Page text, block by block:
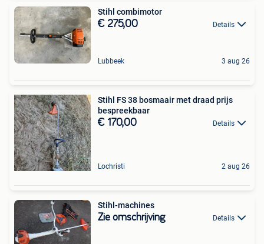
Stihl combimotor
€ 275,00 Details
Lubbeek 3 aug 26
Stihl FS 38 bosmaair met draad prijs
bespreekbaar
€ 170,00 Details
Lochristi 2 aug 26
Stihl-machines
Zie omschrijving Details